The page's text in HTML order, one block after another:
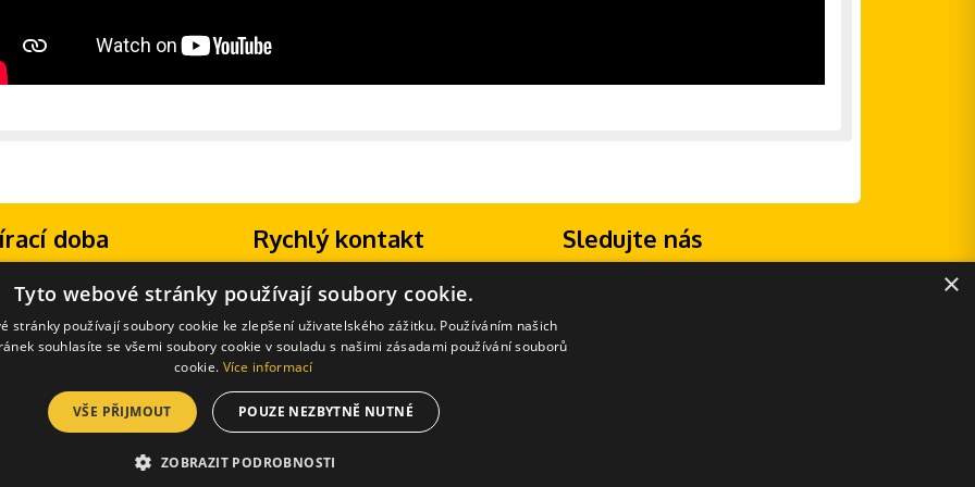
doba
telefonické domluvě možno
i jiný čas.
Rychlý kontakt
+420 702 277 133(Po-Pá 8:00-18:00)
E-mail:
info@zongluj.cz
Sledujte nás
×
Tyto webové stránky používají soubory cookie.
stránky používají soubory cookie ke zlepšení uživatelského zážitku. Používáním našich
souhlasíte se všemi soubory cookie v souladu s našimi zásadami používání souborů
cookie. Více informací
VŠE PŘIJMOUT POUZE NEZBYTNĚ NUTNÉ
ZOBRAZIT PODROBNOSTI